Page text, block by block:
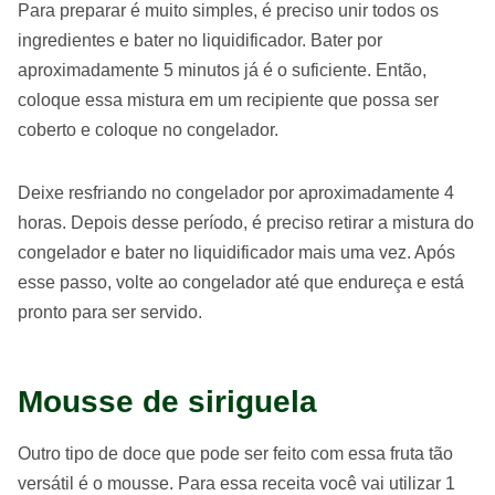
Para preparar é muito simples, é preciso unir todos os
ingredientes e bater no liquidificador. Bater por
aproximadamente 5 minutos já é o suficiente. Então,
coloque essa mistura em um recipiente que possa ser
coberto e coloque no congelador.
Deixe resfriando no congelador por aproximadamente 4
horas. Depois desse período, é preciso retirar a mistura do
congelador e bater no liquidificador mais uma vez. Após
esse passo, volte ao congelador até que endureça e está
pronto para ser servido.
Mousse de siriguela
Outro tipo de doce que pode ser feito com essa fruta tão
versátil é o mousse. Para essa receita você vai utilizar 1